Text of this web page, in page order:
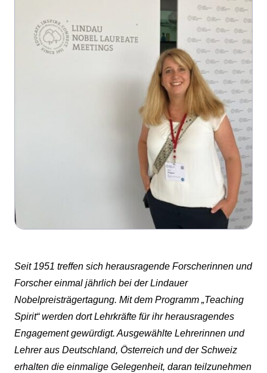
Seit 1951 treffen sich herausragende Forscherinnen und
Forscher einmal jährlich bei der Lindauer
Nobelpreisträgertagung. Mit dem Programm „Teaching
Spirit“ werden dort Lehrkräfte für ihr herausragendes
Engagement gewürdigt. Ausgewählte Lehrerinnen und
Lehrer aus Deutschland, Österreich und der Schweiz
erhalten die einmalige Gelegenheit, daran teilzunehmen